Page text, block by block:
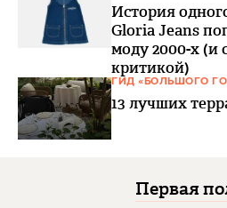
История
Gloria Jeans
моду 2000-х (и
критикой)
ГИД «БОЛЬШОГО
13 лучших
Первая